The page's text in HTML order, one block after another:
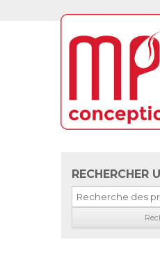
RECHERCHER
Recherche
pour
: